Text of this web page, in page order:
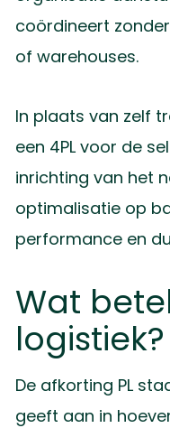
coördineert
of warehouses.
In plaats van zelf
een 4PL voor de
inrichting van het
optimalisatie op
performance en
Wat
logistiek?
De afkorting PL
geeft aan in